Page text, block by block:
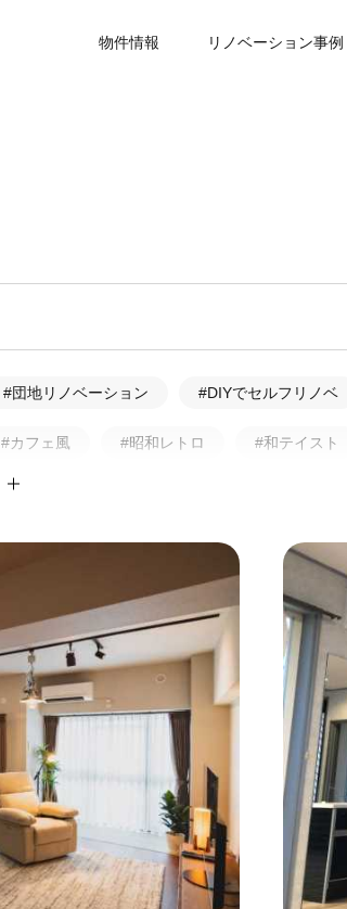
物件情報 リノベーション事例
#団地リノベーション #DIYでセルフリノベ
#カフェ風 #昭和レトロ #和テイスト
#コンクリート壁
#作り付けの家具 #あえて古材 #黒板
#子育てに優しい
#都心に暮らす #眺